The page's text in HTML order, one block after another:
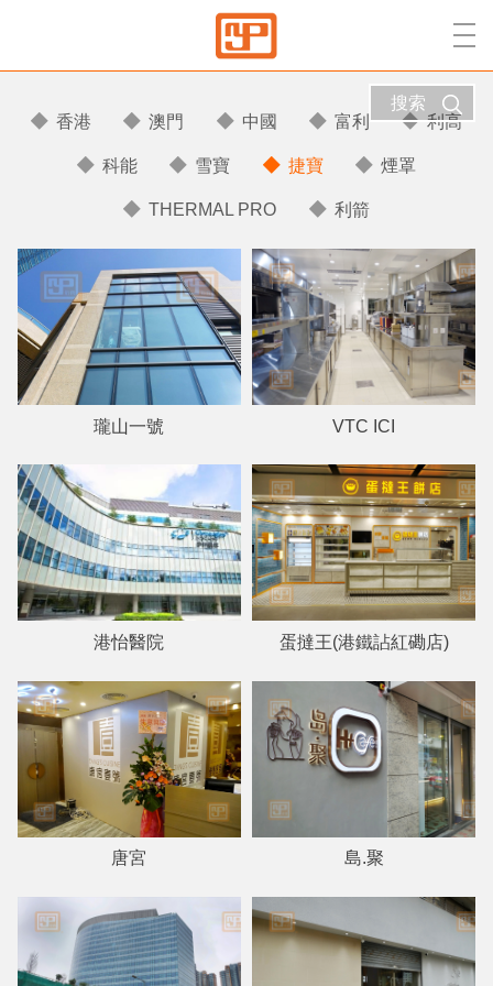
搜索
香港 澳門 中國 富利 利高
科能 雪寶 捷寶 煙罩
THERMAL PRO 利箭
瓏山一號 VTC ICI
港怡醫院 蛋撻王(港鐵詀紅磡店)
唐宮 島.聚